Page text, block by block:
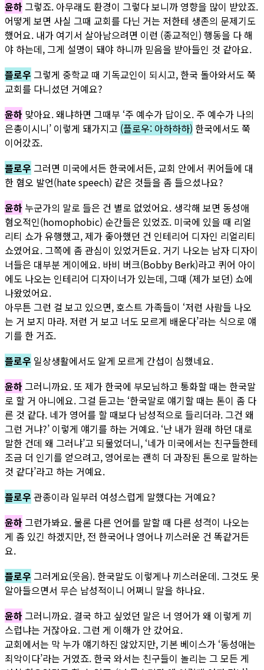
윤하 그렇죠. 아무래도 환경이 그렇다 보니까 영향을 많이 받았죠.
어떻게 보면 사실 그때 교회를 다닌 거는 저한테 생존의 문제기도
했어요. 내가 여기서 살아남으려면 이런 (종교적인) 행동을 다 해
야 하는데, 그게 설명이 돼야 하니까 믿음을 받아들인 것 같아요.
플로우 그렇게 중학교 때 기독교인이 되시고, 한국 돌아와서도 쭉
교회를 다니셨던 거예요?
윤하 맞아요. 왜냐하면 그때부 ‘주 예수가 답이오. 주 예수가 나의
은총이시니’ 이렇게 돼가지고 (플로우: 아하하하) 한국에서도 쭉
이어갔죠.
플로우 그러면 미국에서든 한국에서든, 교회 안에서 퀴어들에 대
한 혐오 발언(hate speech) 같은 것들을 좀 들으셨나요?
윤하 누군가의 말로 들은 건 별로 없었어요. 생각해 보면 동성애
혐오적인(homophobic) 순간들은 있었죠. 미국에 있을 때 리얼
리티 쇼가 유행했고, 제가 좋아했던 건 인테리어 디자인 리얼리티
쇼였어요. 그쪽에 좀 관심이 있었거든요. 거기 나오는 남자 디자이
너들은 대부분 게이에요. 바비 버크(Bobby Berk)라고 퀴어 아이
에도 나오는 인테리어 디자이너가 있는데, 그때 (제가 보던) 쇼에
나왔었어요.
아무튼 그런 걸 보고 있으면, 호스트 가족들이 ‘저런 사람들 나오
는 거 보지 마라. 저런 거 보고 너도 모르게 배운다’라는 식으로 얘
기를 한 거죠.
플로우 일상생활에서도 알게 모르게 간섭이 심했네요.
윤하 그러니까요. 또 제가 한국에 부모님하고 통화할 때는 한국말
로 할 거 아니에요. 그걸 듣고는 ‘한국말로 얘기할 때는 톤이 좀 다
른 것 같다. 네가 영어를 할 때보다 남성적으로 들리더라. 그건 왜
그런 거냐?’ 이렇게 얘기를 하는 거예요. ‘난 내가 원래 하던 대로
말한 건데 왜 그러냐’고 되물었더니, ‘네가 미국에서는 친구들한테
조금 더 인기를 얻으려고, 영어로는 괜히 더 과장된 톤으로 말하는
것 같다’라고 하는 거예요.
플로우 관종이라 일부러 여성스럽게 말했다는 거예요?
윤하 그런가봐요. 물론 다른 언어를 말할 때 다른 성격이 나오는
게 좀 있긴 하겠지만, 전 한국어나 영어나 끼스러운 건 똑같거든
요.
플로우 그러게요(웃음). 한국말도 이렇게나 끼스러운데. 그것도 못
알아들으면서 무슨 남성적이니 어쩌니 말을 하나요.
윤하 그러니까요. 결국 하고 싶었던 말은 너 영어가 왜 이렇게 끼
스럽냐는 거잖아요. 그런 게 이해가 안 갔어요.
교회에서는 막 누가 얘기하진 않았지만, 기본 베이스가 ‘동성애는
죄악이다’라는 거였죠. 한국 와서는 친구들이 놀리는 그 모든 게